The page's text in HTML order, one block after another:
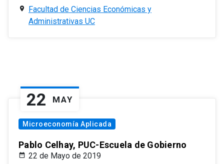
Facultad de Ciencias Económicas y
Administrativas UC
22 MAY
Microeconomía Aplicada
Pablo Celhay, PUC-Escuela de Gobierno
22 de Mayo de 2019